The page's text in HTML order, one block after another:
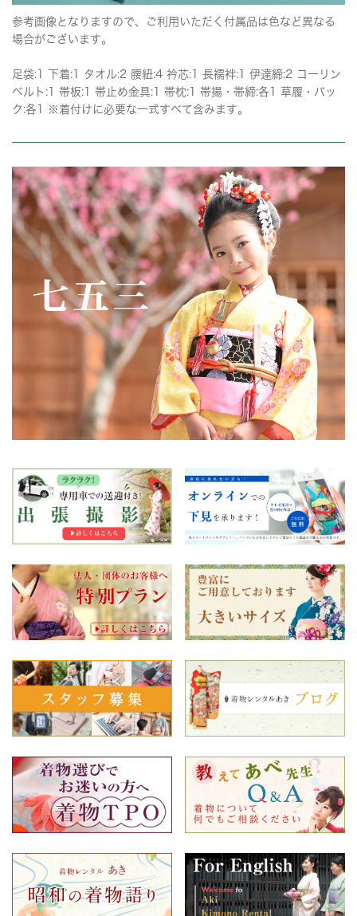
参考画像となりますので、ご利用いただく付属品は色など異なる
場合がございます。
足袋:1 下着:1 タオル:2 腰紐:4 衿芯:1 長襦袢:1 伊達締:2 コーリン
ベルト:1 帯板:1 帯止め金具:1 帯枕:1 帯揚・帯締:各1 草履・バッ
ク:各1 ※着付けに必要な一式すべて含みます。